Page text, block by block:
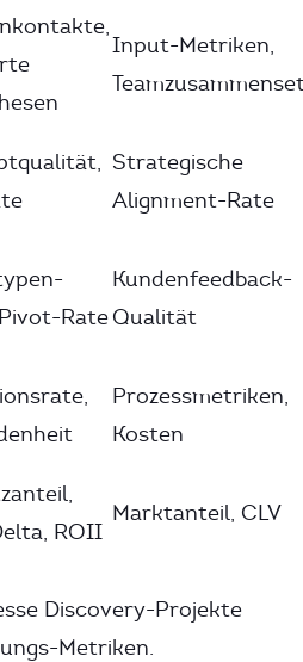
Input-Metriken,
Strategische
Alignment-Rate
Rate
Kundenfeedback-
Qualität
Prozessmetriken,
Kosten
ROII
Marktanteil, CLV
Discovery-Projekte
Metriken.